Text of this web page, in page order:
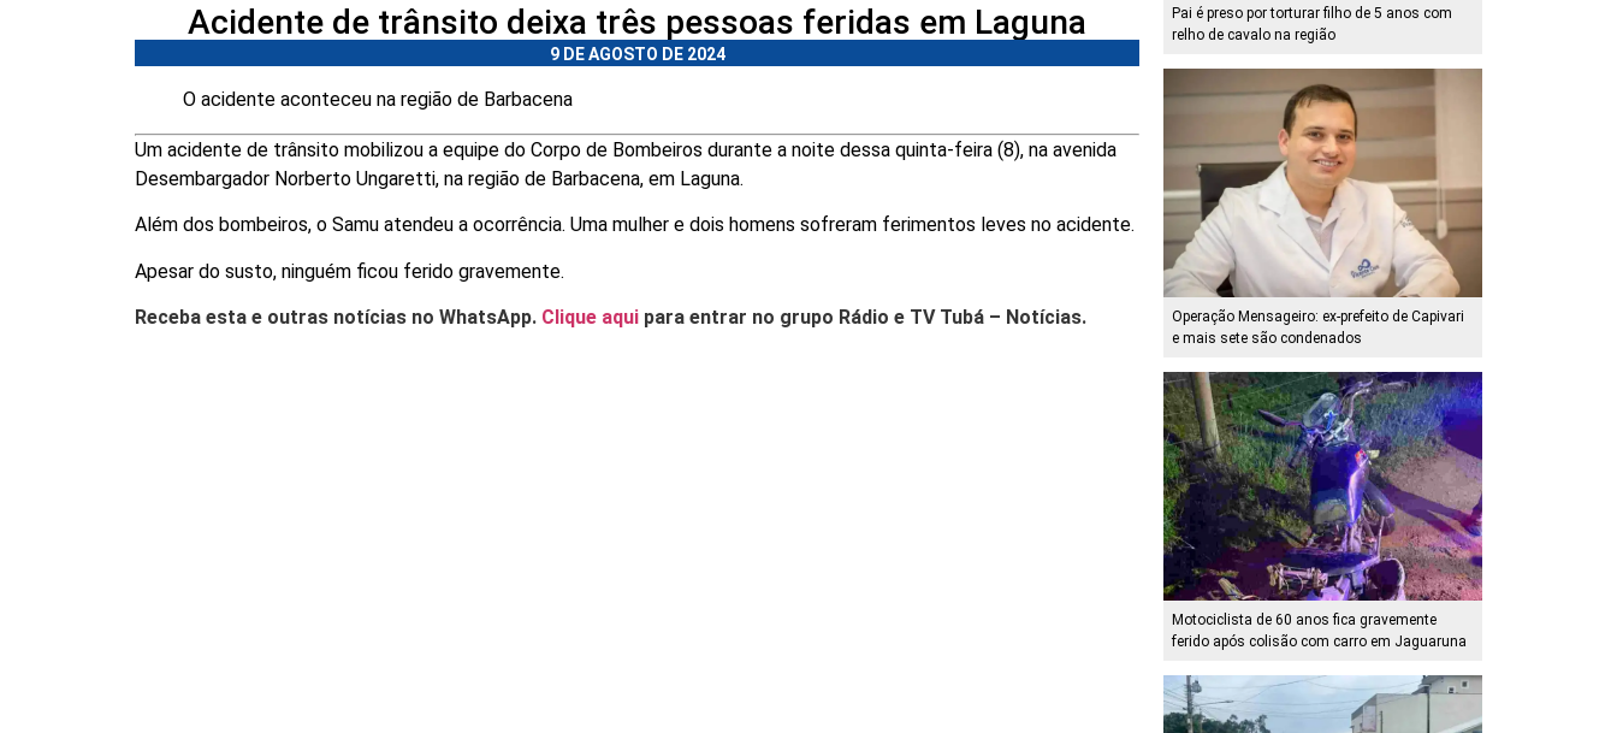
Acidente de trânsito deixa três pessoas feridas em Laguna
9 DE AGOSTO DE 2024
O acidente aconteceu na região de Barbacena
Um acidente de trânsito mobilizou a equipe do Corpo de Bombeiros durante a noite dessa quinta-feira (8), na avenida
Desembargador Norberto Ungaretti, na região de Barbacena, em Laguna.
Além dos bombeiros, o Samu atendeu a ocorrência. Uma mulher e dois homens sofreram ferimentos leves no acidente.
Apesar do susto, ninguém ficou ferido gravemente.
Receba esta e outras notícias no WhatsApp. Clique aqui para entrar no grupo Rádio e TV Tubá – Notícias.
Pai é preso por torturar filho de 5 anos com
relho de cavalo na região
Operação Mensageiro: ex-prefeito de Capivari
e mais sete são condenados
Motociclista de 60 anos fica gravemente
ferido após colisão com carro em Jaguaruna